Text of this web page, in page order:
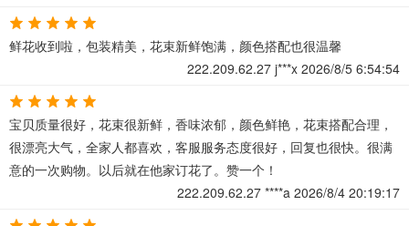
鲜花收到啦，包装精美，花束新鲜饱满，颜色搭配也很温馨
222.209.62.27 j***x 2026/8/5 6:54:54
宝贝质量很好，花束很新鲜，香味浓郁，颜色鲜艳，花束搭配合理，
很漂亮大气，全家人都喜欢，客服服务态度很好，回复也很快。很满
意的一次购物。以后就在他家订花了。赞一个！
222.209.62.27 ****a 2026/8/4 20:19:17